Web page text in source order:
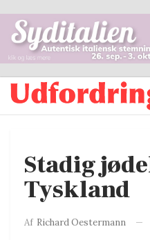
Stadig
Tyskland
Af Richard Oestermann